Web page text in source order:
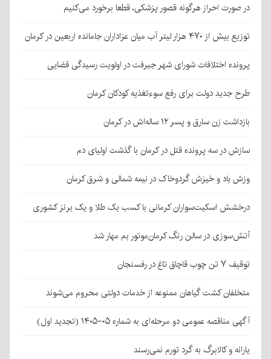
در صورت احراز هرگونه قصور پزشکی، قطعا برخورد می‌کنیم
توزیع بیش از ۴۷۰ هزار لیتر آب میان عزاداران جامانده اربعین در کرمان
پرونده اختلافات شورای شهر جیرفت در اولویت رسیدگی قضایی
طرح جدید دولت برای رفع سوءتغذیه کودکان کرمان
بازداشت زن سارق و پسر ۱۲ ساله‌اش در کرمان
سازش در سه پرونده قتل در کرمان با گذشت اولیای دم
وزش باد و خیزش گردوخاک در نیمه شمالی و شرق کرمان
درخشش اسکیت‌سواران کرمانی با کسب یک طلا و یک برنز کشوری
آتش‌سوزی در سالن رنگ کرمان‌موتور بم مهار شد
توقیف ۷ تن چوب قاچاق تاغ در رفسنجان
متخلفان کشت گیاهان ممنوعه از خدمات دولتی محروم می‌شوند
آگهی مناقصه عمومی دو مرحله‌ای به شماره ۰۵-۱۴۰۵ (تجدید اول)
یارانه و کالابرگ به گرد تورم نمی‌رسند